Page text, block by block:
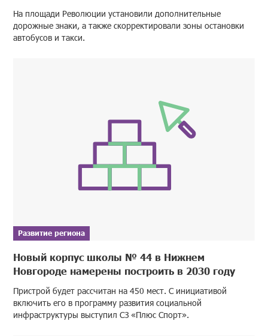
На площади Революции установили дополнительные
дорожные знаки, а также скорректировали зоны остановки
автобусов и такси.
Развитие региона
Новый корпус школы № 44 в Нижнем
Новгороде намерены построить в 2030 году
Пристрой будет рассчитан на 450 мест. С инициативой
включить его в программу развития социальной
инфраструктуры выступил СЗ «Плюс Спорт».